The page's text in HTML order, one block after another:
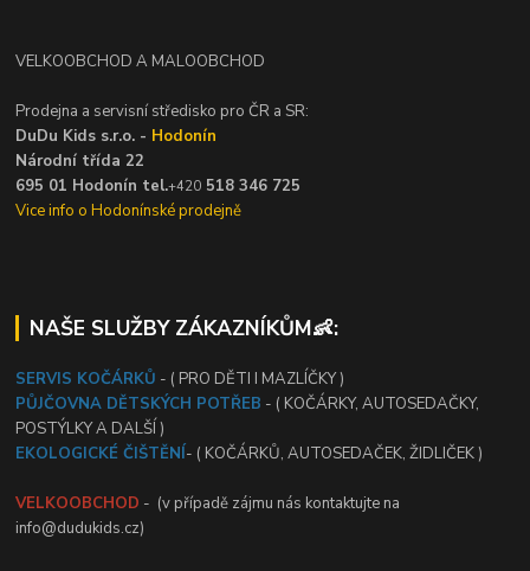
VELKOOBCHOD A MALOOBCHOD
Prodejna a servisní středisko pro ČR a SR:
DuDu Kids s.r.o. - Hodonín
Národní třída 22
695 01 Hodonín tel.+420 518 346 725
Vice info o Hodonínské prodejně
NAŠE SLUŽBY ZÁKAZNÍKŮM👶:
SERVIS KOČÁRKŮ - ( PRO DĚTI I MAZLÍČKY )
PŮJČOVNA DĚTSKÝCH POTŘEB - ( KOČÁRKY, AUTOSEDAČKY,
POSTÝLKY A DALŠÍ )
EKOLOGICKÉ ČIŠTĚNÍ- ( KOČÁRKŮ, AUTOSEDAČEK, ŽIDLIČEK )
VELKOOBCHOD - (v případě zájmu nás kontaktujte na
info@dudukids.cz)